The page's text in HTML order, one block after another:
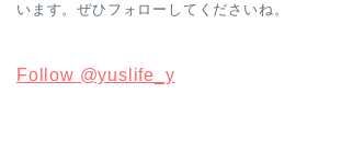
います。ぜひフォローしてくださいね。
Follow @yuslife_y